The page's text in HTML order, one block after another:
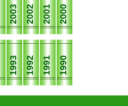
2003 2002 2001 2000
1993 1992 1991 1990